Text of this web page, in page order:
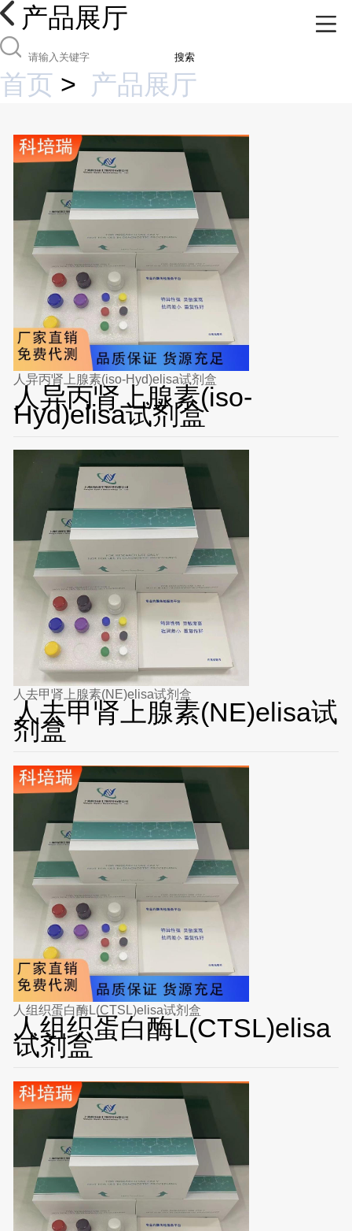
产品展厅
搜索
首页 > 产品展厅
人异丙肾上腺素(iso-Hyd)elisa试剂盒
人异丙肾上腺素(iso-
Hyd)elisa试剂盒
人去甲肾上腺素(NE)elisa试剂盒
人去甲肾上腺素(NE)elisa试
剂盒
人组织蛋白酶L(CTSL)elisa试剂盒
人组织蛋白酶L(CTSL)elisa
试剂盒